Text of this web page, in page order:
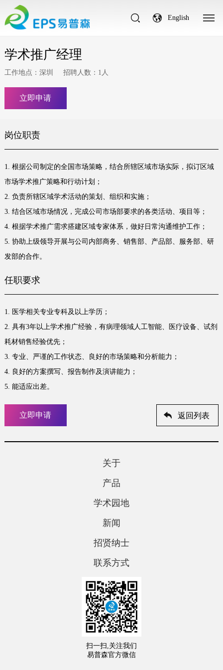
English
学术推广经理
工作地点：深圳 招聘人数：1人
立即申请
岗位职责
1. 根据公司制定的全国市场策略，结合所辖区域市场实际，拟订区域
市场学术推广策略和行动计划；
2. 负责所辖区域学术活动的策划、组织和实施；
3. 结合区域市场情况，完成公司市场部要求的各类活动、项目等；
4. 根据学术推广需求搭建区域专家体系，做好日常沟通维护工作；
5. 协助上级领导开展与公司内部商务、销售部、产品部、服务部、研
发部的合作。
任职要求
1. 医学相关专业专科及以上学历；
2. 具有3年以上学术推广经验，有病理领域人工智能、医疗设备、试剂
耗材销售经验优先；
3. 专业、严谨的工作状态、良好的市场策略和分析能力；
4. 良好的方案撰写、报告制作及演讲能力；
5. 能适应出差。
立即申请 返回列表
关于
产品
学术园地
新闻
招贤纳士
联系方式
扫一扫,关注我们
易普森官方微信